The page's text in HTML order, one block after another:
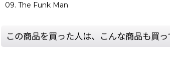
09. The Funk Man
この商品を買った人は、こんな商品も買っ